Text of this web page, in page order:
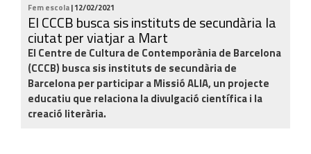
Fem escola| 12/02/2021
El CCCB busca sis instituts de secundària la
ciutat per viatjar a Mart
El Centre de Cultura de Contemporània de Barcelona
(CCCB) busca sis instituts de secundària de
Barcelona per participar a Missió ALIA, un projecte
educatiu que relaciona la divulgació científica i la
creació literària.